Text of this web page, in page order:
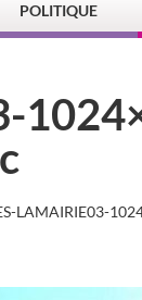
POLITIQUE
LAMAIRIE03-